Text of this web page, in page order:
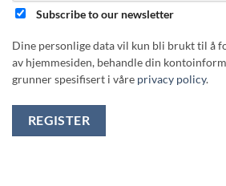
Subscribe to our newsletter
Dine personlige data vil kun bli brukt til å
av hjemmesiden, behandle din
grunner spesifisert i våre privacy policy.
REGISTER